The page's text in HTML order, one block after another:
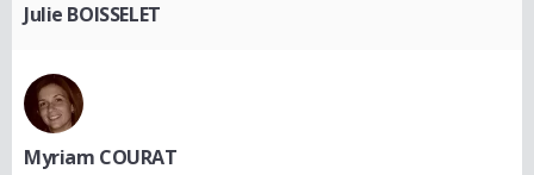
Julie BOISSELET
Myriam COURAT